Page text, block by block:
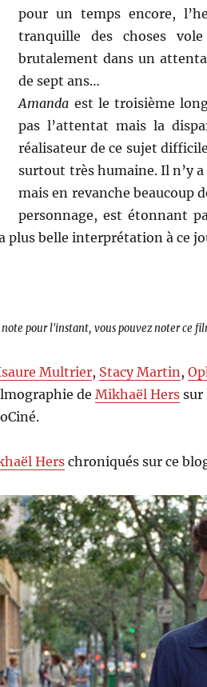
pour un temps encore,
tranquille des choses
brutalement dans un
de sept ans…
Amanda est le troisième
pas l’attentat mais la
réalisateur de ce sujet
surtout très humaine. Il n’y
mais en revanche beaucoup
personnage, est étonnant
plus belle interprétation à ce
note pour l'instant, vous pouvez noter ce
Multrier, Stacy Martin ,
deMikhaël Hers sur
Hers chroniqués sur ce